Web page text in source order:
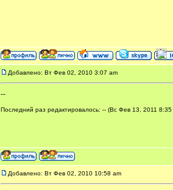
Добавлено: Вт Фев 02, 2010 3:07 am
--
Последний раз редактировалось: -- (Вс Фев 13, 2011 8:35
Добавлено: Вт Фев 02, 2010 10:58 am